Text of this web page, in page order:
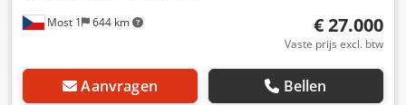
Most 1 644 km € 27.000
Vaste prijs excl. btw
Aanvragen Bellen